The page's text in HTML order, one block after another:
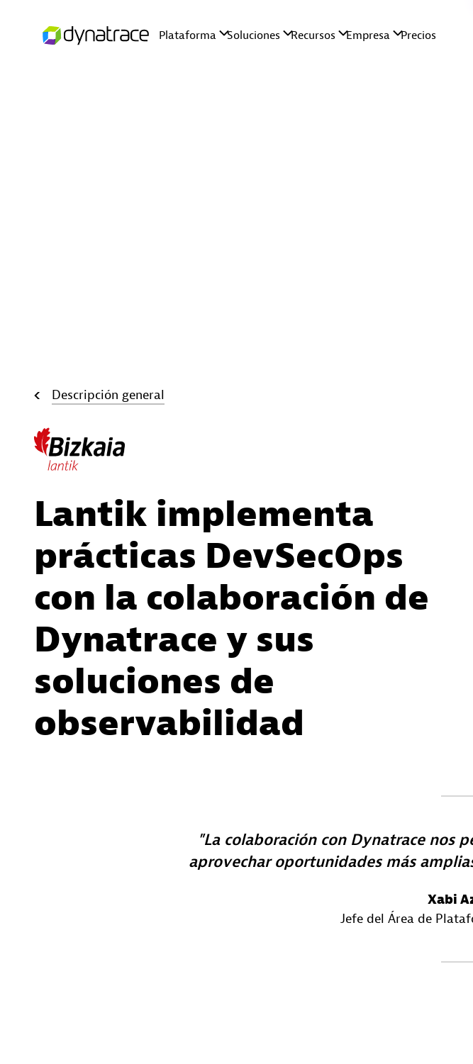
Descripción general
Lantik implementa
prácticas DevSecOps
con la colaboración de
Dynatrace y sus
soluciones de
observabilidad
La colaboración con Dynatrace nos
aprovechar oportunidades más
Xabi
Jefe del Área de